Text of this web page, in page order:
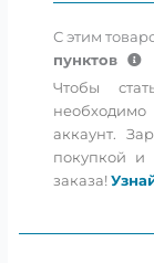
С этим
пунктов
Чтобы
аккаунт.
покупкой и
заказа!